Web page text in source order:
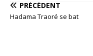
PRÉCÉDENT
Hadama Traoré se bat